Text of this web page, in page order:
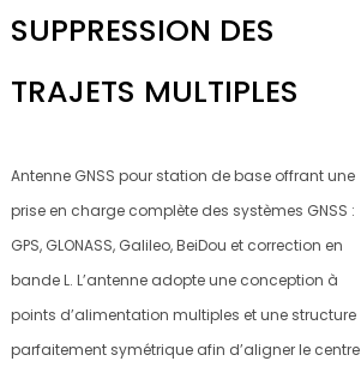
SUPPRESSION DES
TRAJETS MULTIPLES
Antenne GNSS pour station de base offrant une
prise en charge complète des systèmes GNSS :
GPS, GLONASS, Galileo, BeiDou et correction en
bande L. L’antenne adopte une conception à
points d’alimentation multiples et une structure
parfaitement symétrique afin d’aligner le centre